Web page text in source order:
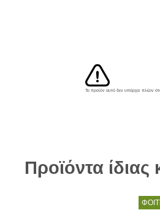
Το προϊόν αυτό δεν υπάρχει πλέον
Προϊόντα ίδιας